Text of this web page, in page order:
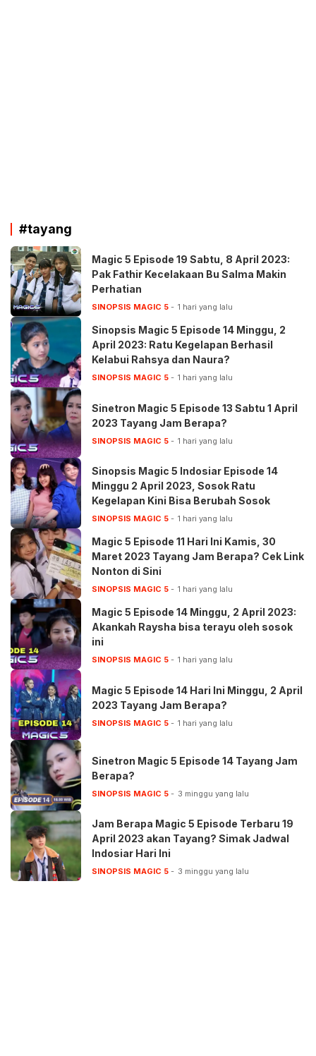
#tayang
Magic 5 Episode 19 Sabtu, 8 April 2023:
Pak Fathir Kecelakaan Bu Salma Makin
Perhatian
SINOPSIS MAGIC 5 1 hari yang lalu
Sinopsis Magic 5 Episode 14 Minggu, 2
April 2023: Ratu Kegelapan Berhasil
Kelabui Rahsya dan Naura?
SINOPSIS MAGIC 5 1 hari yang lalu
Sinetron Magic 5 Episode 13 Sabtu 1 April
2023 Tayang Jam Berapa?
SINOPSIS MAGIC 5 1 hari yang lalu
Sinopsis Magic 5 Indosiar Episode 14
Minggu 2 April 2023, Sosok Ratu
Kegelapan Kini Bisa Berubah Sosok
SINOPSIS MAGIC 5 1 hari yang lalu
Magic 5 Episode 11 Hari Ini Kamis, 30
Maret 2023 Tayang Jam Berapa? Cek Link
Nonton di Sini
SINOPSIS MAGIC 5 1 hari yang lalu
Magic 5 Episode 14 Minggu, 2 April 2023:
Akankah Raysha bisa terayu oleh sosok
ini
SINOPSIS MAGIC 5 1 hari yang lalu
Magic 5 Episode 14 Hari Ini Minggu, 2 April
2023 Tayang Jam Berapa?
SINOPSIS MAGIC 5 1 hari yang lalu
Sinetron Magic 5 Episode 14 Tayang Jam
Berapa?
SINOPSIS MAGIC 5 3 minggu yang lalu
Jam Berapa Magic 5 Episode Terbaru 19
April 2023 akan Tayang? Simak Jadwal
Indosiar Hari Ini
SINOPSIS MAGIC 5 3 minggu yang lalu